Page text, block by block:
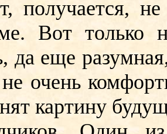
получается,
Вот только
да еще
очень
картину